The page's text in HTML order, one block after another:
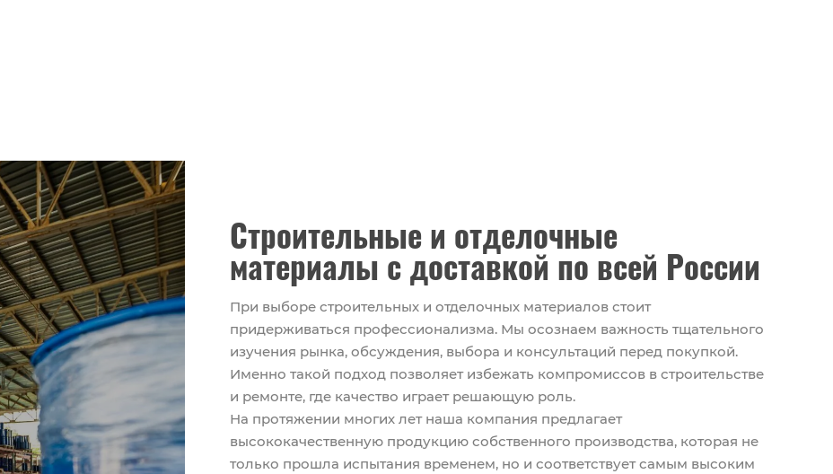
Строительные и отделочные
материалы с доставкой по всей России
При выборе строительных и отделочных материалов стоит
придерживаться профессионализма. Мы осознаем важность тщательного
изучения рынка, обсуждения, выбора и консультаций перед покупкой.
Именно такой подход позволяет избежать компромиссов в строительстве
и ремонте, где качество играет решающую роль.
На протяжении многих лет наша компания предлагает
высококачественную продукцию собственного производства, которая не
только прошла испытания временем, но и соответствует самым высоким